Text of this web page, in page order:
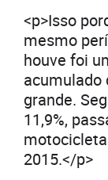
<p>Isso
mesmo
houve foi
acumulado
grande.
11,9%,
2015.</p>